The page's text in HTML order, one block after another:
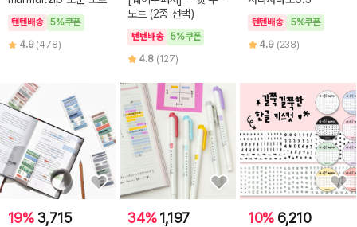
텐텐배송
5%쿠폰
4.9 (478)
노트 (2종 선택)
텐텐배송
5%쿠폰
4.8 (127)
텐텐배송
5%쿠폰
4.9 (238)
19% 3,715 34% 1,197 10% 6,210